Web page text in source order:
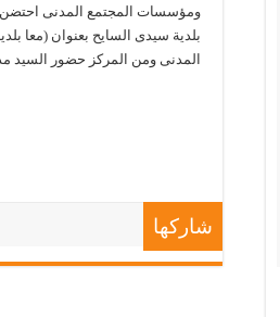
بلدية سيدى السايح بعنوان (معا
المدنى ومن المركز حضور السيد
شاركها